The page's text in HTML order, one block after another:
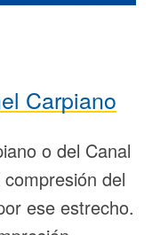
Carpiano
o del Canal
del
ese estrecho.